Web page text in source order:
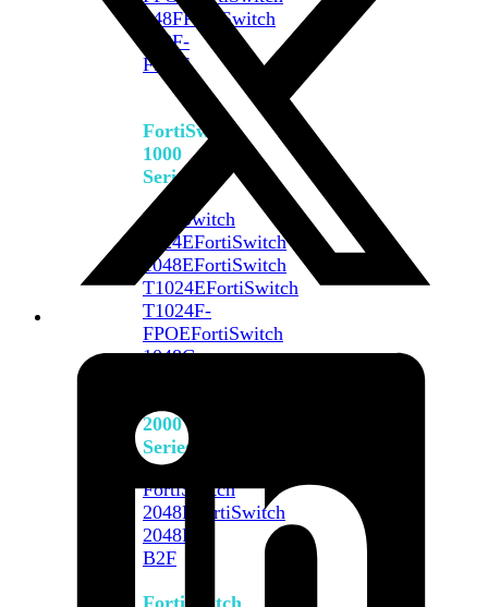
648FFortiSwitch
648F-
FPOE
FortiSwitch
1000
Series
FortiSwitch
1024EFortiSwitch
1048EFortiSwitch
T1024EFortiSwitch
T1024F-
FPOEFortiSwitch
1048G
2000
Series
FortiSwitch
2048F
FortiSwitch
2048F-
B2F
FortiSwitch